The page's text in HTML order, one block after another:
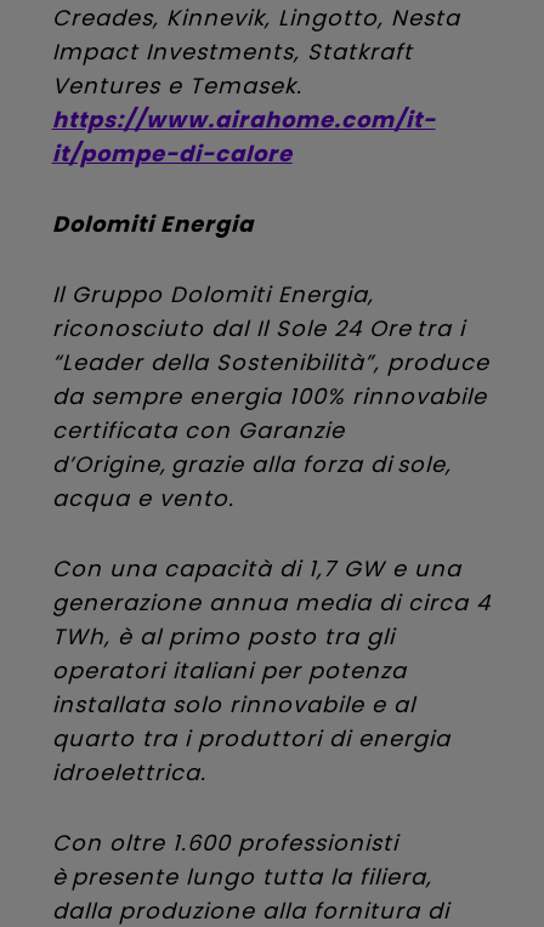
Creades, Kinnevik, Lingotto, Nesta
Impact Investments, Statkraft
Ventures e Temasek.
https://www.airahome.com/it-
it/pompe-di-calore
Dolomiti Energia
Il Gruppo Dolomiti Energia,
riconosciuto dal Il Sole 24 Ore tra i
“Leader della Sostenibilità”, produce
da sempre energia 100% rinnovabile
certificata con Garanzie
d’Origine, grazie alla forza di sole,
acqua e vento.
Con una capacità di 1,7 GW e una
generazione annua media di circa 4
TWh, è al primo posto tra gli
operatori italiani per potenza
installata solo rinnovabile e al
quarto tra i produttori di energia
idroelettrica.
Con oltre 1.600 professionisti
è presente lungo tutta la filiera,
dalla produzione alla fornitura di